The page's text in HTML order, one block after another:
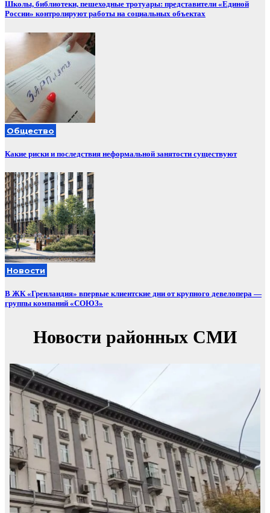
Школы, библиотеки, пешеходные тротуары: представители «Единой
России» контролируют работы на социальных объектах
Общество
Какие риски и последствия неформальной занятости существуют
Новости
В ЖК «Гренландия» впервые клиентские дни от крупного девелопера —
группы компаний «СОЮЗ»